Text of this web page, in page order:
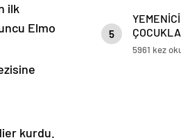
ilk
Elmo
kurdu.
5
KARIN
5961 kez